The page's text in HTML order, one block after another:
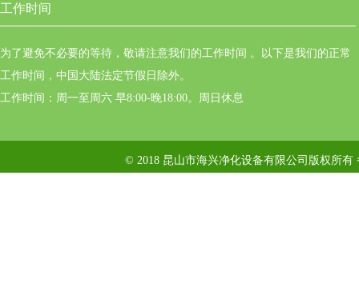
工作时间
为了避免不必要的等待，敬请注意我们的工作时间 。以下是我们的正常
工作时间，中国大陆法定节假日除外。
工作时间：周一至周六 早8:00-晚18:00。周日休息
© 2018 昆山市海兴净化设备有限公司版权所有